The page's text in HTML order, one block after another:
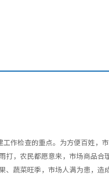
作检查的重点。为方便百姓，
打，农民都愿意来，市场商品合
、蔬菜旺季，市场人满为患，造